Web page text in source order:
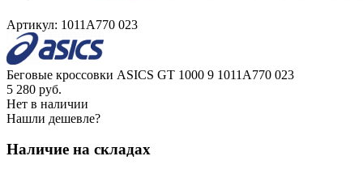
Артикул: 1011A770 023
Беговые кроссовки ASICS GT 1000 9 1011A770 023
5 280 руб.
Нет в наличии
Нашли дешевле?
Наличие на складах